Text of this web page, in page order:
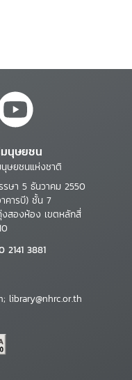
นุษยชน
ษยชนแห่งชาติ
ษา 5 ธันวาคม 2550
คารบี) ชั้น 7
สองห้อง เขตหลักสี่
2141 3881
library@nhrc.or.th